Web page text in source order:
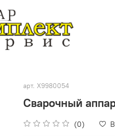
арт. X9980054
Сварочный
(0)